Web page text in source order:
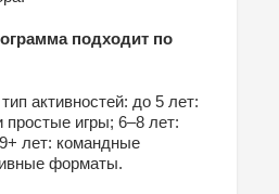
подходит по
активностей: до 5 лет:
простые игры; 6–8 лет:
лет: командные
форматы.